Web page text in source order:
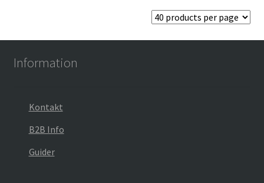
Information
Kontakt
B2B Info
Guider